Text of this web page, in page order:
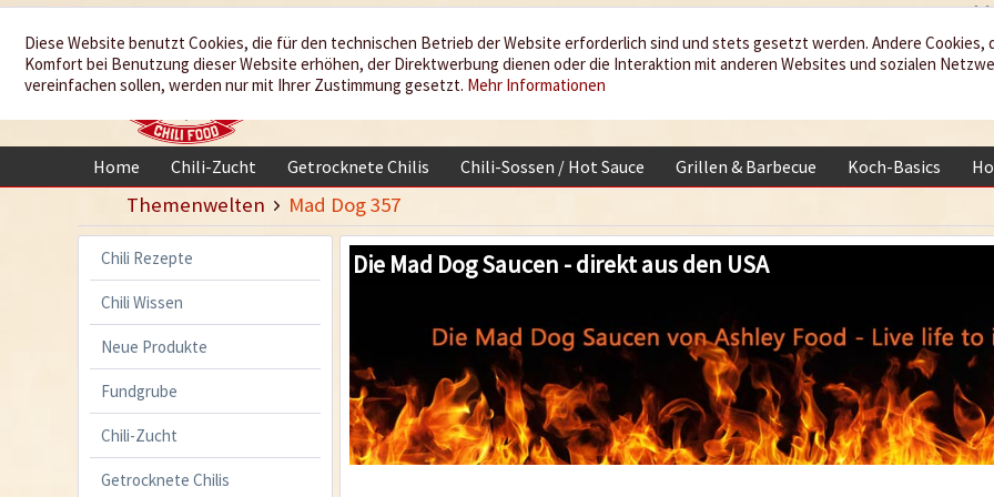
Wir würzen
Ihr Leben
Home Chili-Zucht Getrocknete Chilis Chili-Sossen / Hot Sauce Grillen & Barbecue Koch-Basics
Themenwelten Mad Dog 357
Chili Rezepte
Chili Wissen
Neue Produkte
Fundgrube
Chili-Zucht
Getrocknete Chilis
Die Mad Dog Saucen - direkt aus den USA
Diese Website benutzt Cookies, die für den technischen Betrieb der Website erforderlich sind und stets gesetzt werden. Andere Cookies,
Komfort bei Benutzung dieser Website erhöhen, der Direktwerbung dienen oder die Interaktion mit anderen Websites und sozialen
vereinfachen sollen, werden nur mit Ihrer Zustimmung gesetzt. Mehr Informationen